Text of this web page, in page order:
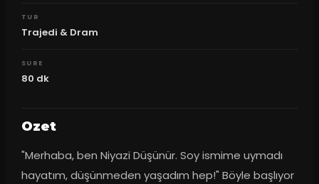
TUR
Trajedi & Dram
SURE
80 dk
Ozet
"Merhaba, ben Niyazi Düşünür. Soy ismime uymadı
hayatım, düşünmeden yaşadım hep!" Böyle başlıyor